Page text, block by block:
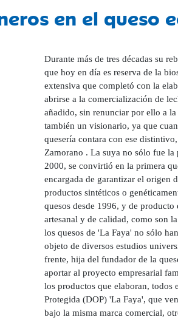
en el queso
Durante más de tres décadas su
que hoy en día es reserva de la
extensiva que completó con la
abrirse a la comercialización de
añadido, sin renunciar por ello a
también un visionario, ya que
quesería contara con ese
Zamorano . La suya no sólo fue
2000, se convirtió en la primera
encargada de garantizar el origen
productos sintéticos o
quesos desde 1996, y de
artesanal y de calidad, como son
los quesos de 'La Faya' no sólo
objeto de diversos estudios
frente, hija del fundador de la
aportar al proyecto empresarial
los productos que elaboran,
Protegida (DOP) 'La Faya', que
bajo la misma marca comercial,